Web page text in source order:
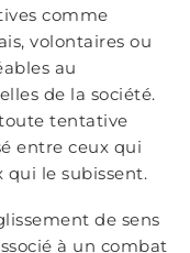
comme
volontaires ou
au
de la société.
tentative
entre ceux qui
le subissent.
de sens
à un combat